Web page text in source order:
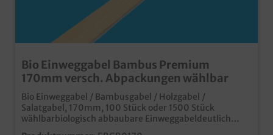
Bio Einweggabel Bambus Premium
170mm versch. Abpackungen wählbar
Bio Einweggabel / Bambusgabel / Holzgabel /
Salatgabel, 170mm, 100 Stück oder 1500 Stück
wählbarbiologisch abbaubare Einweggabeldeutlich
angenehmeres Mundgefühl als herkömmliche